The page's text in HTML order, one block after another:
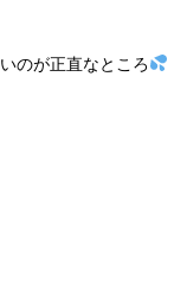
のが正直なところ